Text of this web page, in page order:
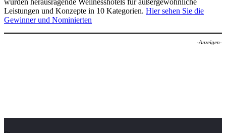
wurden herausragende Wellnesshotels für außergewöhnliche
Leistungen und Konzepte in 10 Kategorien. Hier sehen Sie die
Gewinner und Nominierten
-Anzeigen-